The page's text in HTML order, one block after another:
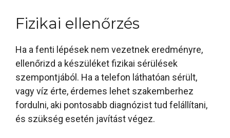
Fizikai ellenőrzés
Ha a fenti lépések nem vezetnek eredményre,
ellenőrizd a készüléket fizikai sérülések
szempontjából. Ha a telefon láthatóan sérült,
vagy víz érte, érdemes lehet szakemberhez
fordulni, aki pontosabb diagnózist tud felállítani,
és szükség esetén javítást végez.